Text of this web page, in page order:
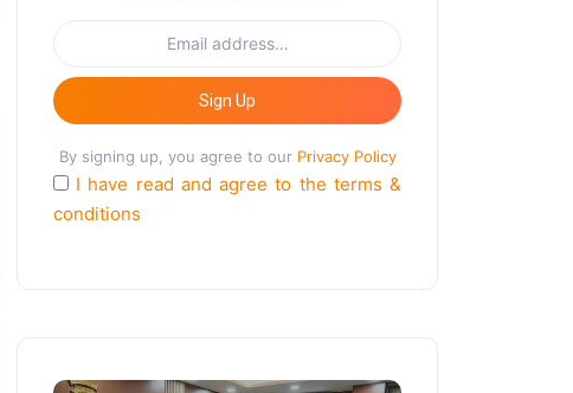
Sign Up
By signing up, you agree to our Privacy Policy
I have read and agree to the terms &
conditions